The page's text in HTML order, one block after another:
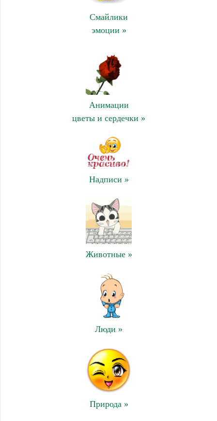
Смайлики
эмоции »
Анимации
цветы и сердечки »
Надписи »
Животные »
Люди »
Природа »